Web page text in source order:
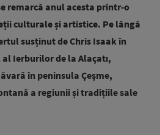
remarcă anul acesta printr-o
culturale și artistice. Pe lângă
susținut de Chris Isaak în
Ierburilor de la Alaçatı,
în peninsula Çeşme,
a regiunii și tradițiile sale